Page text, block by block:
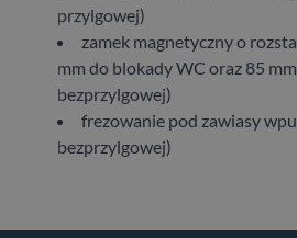
przylgowej)
zamek magnetyczny o
mm do blokady WC oraz 85
bezprzylgowej)
frezowanie pod zawiasy
bezprzylgowej)